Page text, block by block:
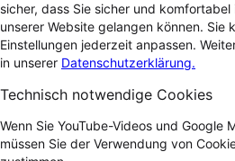
sicher, dass Sie sicher und
unserer Website gelangen können. Sie
Einstellungen jederzeit anpassen.
in unserer Datenschutzerklärung.
Technisch notwendige Cookies
Wenn Sie YouTube-Videos und Google
müssen Sie der Verwendung von